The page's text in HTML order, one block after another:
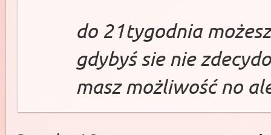
do 21tygodnia
gdybyś sie nie
masz możliwość no